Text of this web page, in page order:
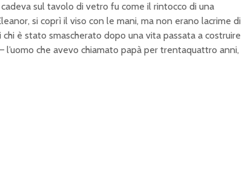
sul tavolo di vetro fu come il rintocco di una
si coprì il viso con le mani, ma non erano lacrime di
è stato smascherato dopo una vita passata a costruire
l’uomo che avevo chiamato papà per trentaquattro anni,